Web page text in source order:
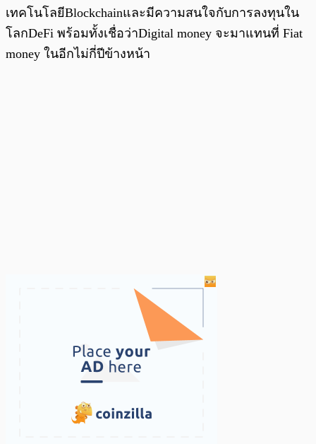
เทคโนโลยีBlockchainและมีความสนใจกับการลงทุนใน
โลกDeFi พร้อมทั้งเชื่อว่าDigital money จะมาแทนที่ Fiat
money ในอีกไม่กี่ปีข้างหน้า